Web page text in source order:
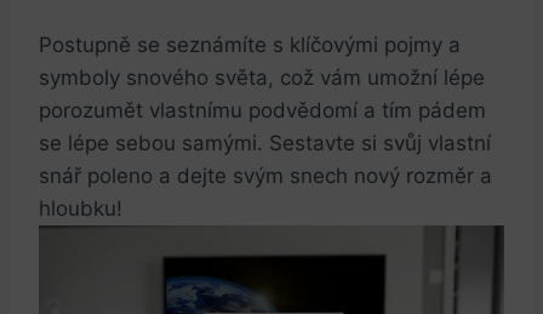
Postupně se seznámíte s klíčovými pojmy a
symboly snového světa, což vám umožní lépe
porozumět vlastnímu podvědomí a tím pádem
se lépe sebou samými. Sestavte si svůj vlastní
snář poleno a dejte svým snech nový rozměr a
hloubku!